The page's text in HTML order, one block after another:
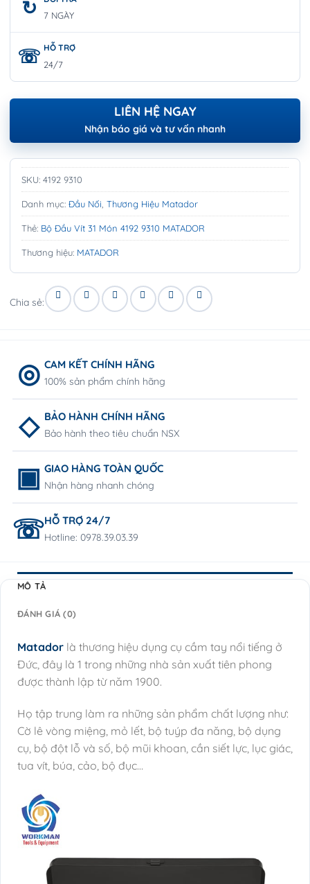
7 NGÀY
HỖ TRỢ
24/7
LIÊN HỆ NGAY
Nhận báo giá và tư vấn nhanh
SKU: 4192 9310
Danh mục: Đầu Nối Thương Hiệu Matador
Thẻ: Bộ Đầu Vít 31 Món 4192 9310 MATADOR
Thương hiệu: MATADOR
Chia sẻ:
CAM KẾT CHÍNH HÃNG
100% sản phẩm chính hãng
BẢO HÀNH CHÍNH HÃNG
Bảo hành theo tiêu chuẩn NSX
GIAO HÀNG TOÀN QUỐC
Nhận hàng nhanh chóng
HỖ TRỢ 24/7
Hotline: 0978.39.03.39
MÔ TẢ
ĐÁNH GIÁ (0)
Matador là thương hiệu dụng cụ cầm tay nổi tiếng ở
Đức, đây là 1 trong những nhà sản xuất tiên phong
được thành lập từ năm 1900.
Họ tập trung làm ra những sản phẩm chất lượng như:
Cờ lê vòng miệng, mỏ lết, bộ tuýp đa năng, bộ dụng
cụ, bộ đột lỗ và số, bộ mũi khoan, cần siết lực, lục giác,
tua vít, búa, cảo, bộ đục…